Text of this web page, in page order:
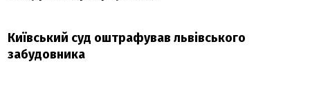
Київський суд оштрафував львівського
забудовника